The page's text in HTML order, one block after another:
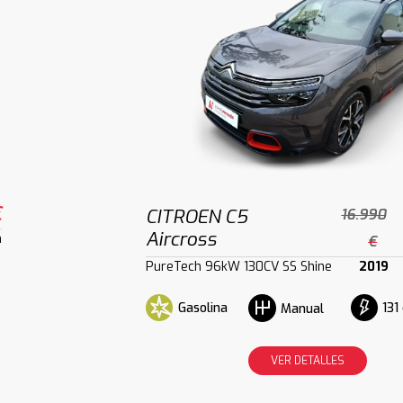
CITROEN C5
Aircross
16.990
€
PureTech 96kW 130CV SS Shine 2019
Gasolina Manual
VER DETALLES